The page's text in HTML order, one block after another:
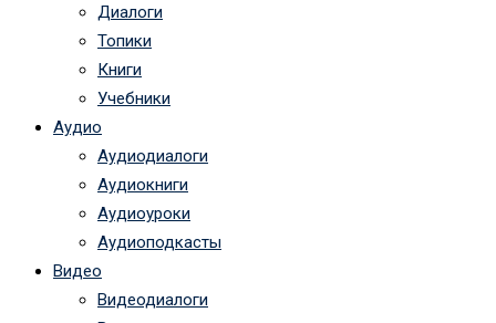
Диалоги
Топики
Книги
Учебники
Аудио
Аудиодиалоги
Аудиокниги
Аудиоуроки
Аудиоподкасты
Видео
Видеодиалоги